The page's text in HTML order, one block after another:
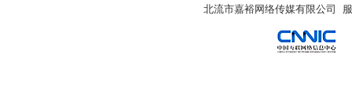
北流市嘉裕网络传媒有限公司